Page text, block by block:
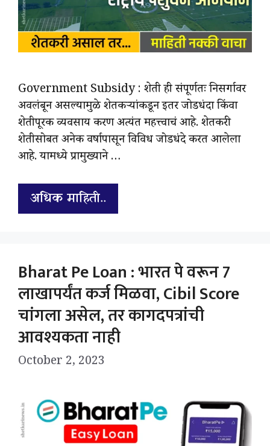
Government Subsidy : शेती ही संपूर्णतः निसर्गावर
अवलंबून असल्यामुळे शेतकऱ्यांकडून इतर जोडधंदा किंवा
शेतीपूरक व्यवसाय करण अत्यंत महत्त्वाचं आहे. शेतकरी
शेतीसोबत अनेक वर्षापासून विविध जोडधंदे करत आलेला
आहे. यामध्ये प्रामुख्याने …
अधिक माहिती..
Bharat Pe Loan : भारत पे वरून 7
लाखापर्यंत कर्ज मिळवा, Cibil Score
चांगला असेल, तर कागदपत्रांची
आवश्यकता नाही
October 2, 2023